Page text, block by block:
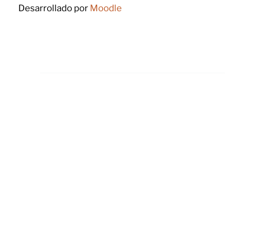
Desarrollado por Moodle